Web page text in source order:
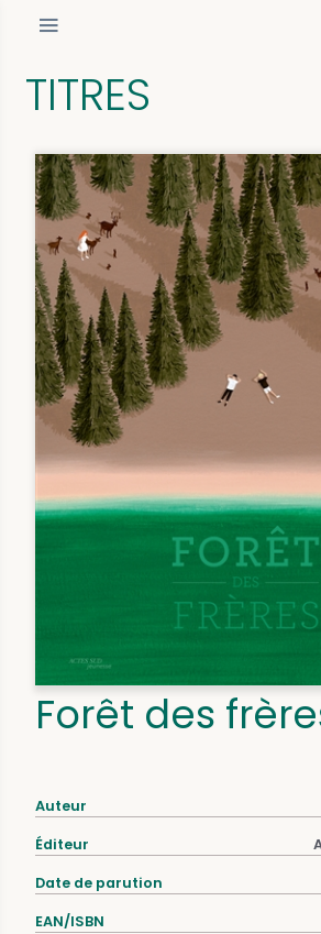
TITRES
Forêt des
Auteur
Éditeur
Date de parution
EAN/ISBN